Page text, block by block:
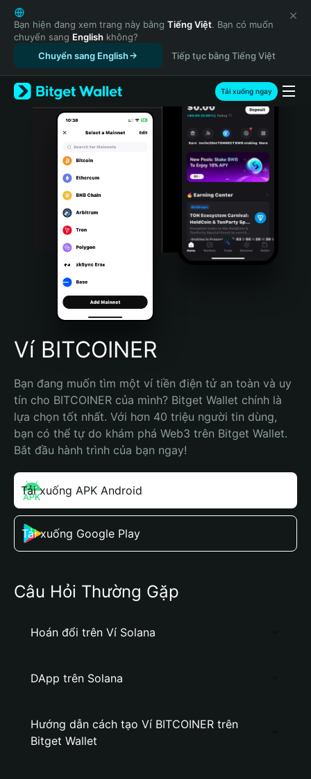
English
日本語
Tiếng Việt
Русский
Español (Latinoamérica)
Türkçe
Italiano
Português (Portugal)
Bahasa Indonesia
Português (Brasil)
Español (Argentina)
Bạn hiện đang xem trang này bằng Tiếng Việt. Bạn có muốn
chuyển sang English không?
Chuyển sang English
Tiếp tục bằng Tiếng Việt
Tải xuống ngay
Ví BITCOINER
Bạn đang muốn tìm một ví tiền điện tử an toàn và uy
tín cho BITCOINER của mình? Bitget Wallet chính là
lựa chọn tốt nhất. Với hơn 40 triệu người tin dùng,
bạn có thể tự do khám phá Web3 trên Bitget Wallet.
Bắt đầu hành trình của bạn ngay!
Tải xuống APK Android
Tải xuống Google Play
Câu Hỏi Thường Gặp
Hoán đổi trên Ví Solana
DApp trên Solana
Hướng dẫn cách tạo Ví BITCOINER trên
Bitget Wallet